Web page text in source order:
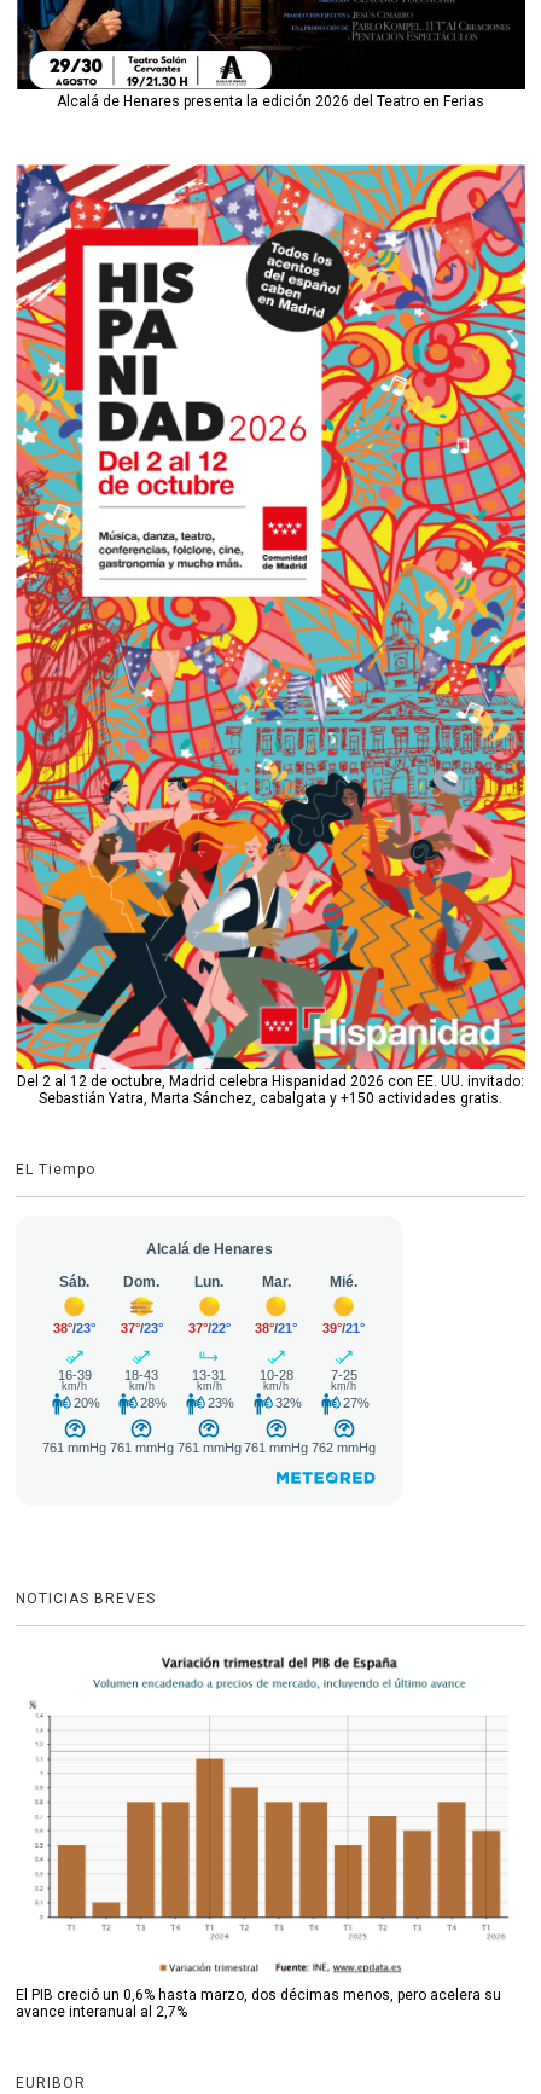
Alcalá de Henares presenta la edición 2026 del Teatro en Ferias
Del 2 al 12 de octubre, Madrid celebra Hispanidad 2026 con EE. UU. invitado:
Sebastián Yatra, Marta Sánchez, cabalgata y +150 actividades gratis.
EL Tiempo
NOTICIAS BREVES
El PIB creció un 0,6% hasta marzo, dos décimas menos, pero acelera su
avance interanual al 2,7%
EURIBOR